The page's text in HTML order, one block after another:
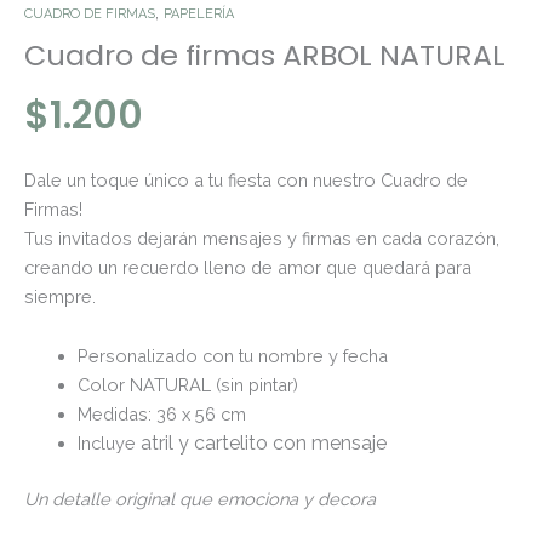
CUADRO DE FIRMAS PAPELERÍA
Cuadro de firmas ARBOL NATURAL
$1.200
Dale un toque único a tu fiesta con nuestro Cuadro de
Firmas!
Tus invitados dejarán mensajes y firmas en cada corazón,
creando un recuerdo lleno de amor que quedará para
siempre.
Personalizado con tu nombre y fecha
Color NATURAL (sin pintar)
Medidas: 36 x 56 cm
Incluye atril y cartelito con mensaje
Un detalle original que emociona y decora